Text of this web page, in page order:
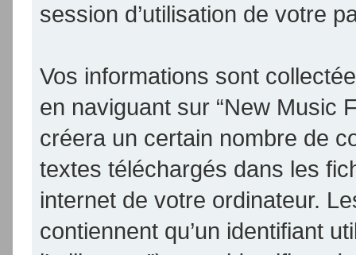
session d’utilisation de votre
Vos informations sont
en naviguant sur “New Music
créera un certain nombre de
textes téléchargés dans les
internet de votre ordinateur.
contiennent qu’un identifiant